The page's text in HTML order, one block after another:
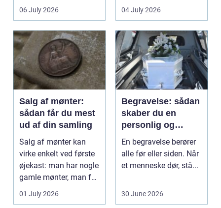
det lokale...
06 July 2026
sundhedssektoren.
Klinikker, praksis og
beh...
04 July 2026
Salg af mønter:
sådan får du mest
ud af din samling
Salg af mønter kan
virke enkelt ved første
øjekast: man har nogle
gamle mønter, man får
dem vurderet...
01 July 2026
Begravelse: sådan
skaber du en
personlig og
respektfuld afsked
En begravelse berører
alle før eller siden. Når
et menneske dør, stå...
30 June 2026